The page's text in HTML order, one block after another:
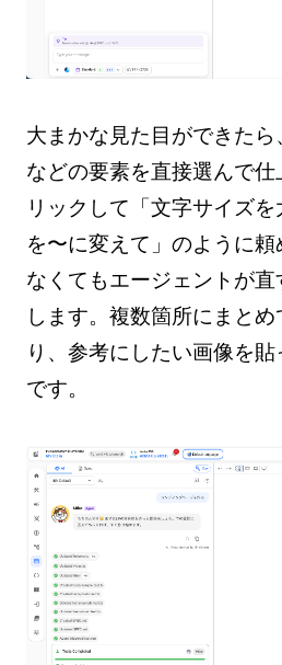
大まかな見た目ができたら
などの要素を直接選んで
リックして「文字サイズ
を〜に変えて」のように
なくてもエージェントが
します。複数箇所にまと
り、参考にしたい画像を
です。